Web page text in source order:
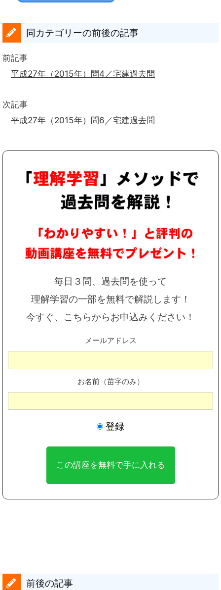
同カテゴリーの前後の記事
前記事
平成27年（2015年）問4／宅建過去問
次記事
平成27年（2015年）問6／宅建過去問
毎日３問、過去問を使って
理解学習の一部を無料で解説します！
今すぐ、こちらからお申込みください！
メールアドレス
お名前（苗字のみ）
登録
前後の記事